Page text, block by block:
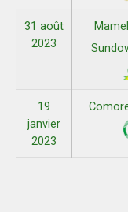
31 août
2023
19
janvier
2023